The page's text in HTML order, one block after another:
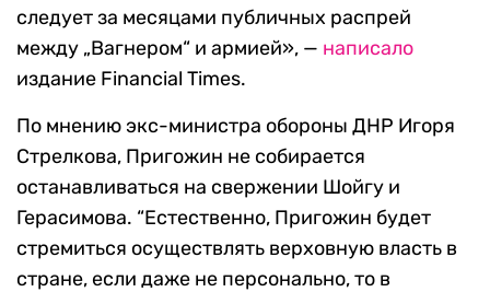
следует за месяцами публичных распрей
между „Вагнером“ и армией», — написало
издание Financial Times.
По мнению экс-министра обороны ДНР Игоря
Стрелкова, Пригожин не собирается
останавливаться на свержении Шойгу и
Герасимова. “Естественно, Пригожин будет
стремиться осуществлять верховную власть в
стране, если даже не персонально, то в